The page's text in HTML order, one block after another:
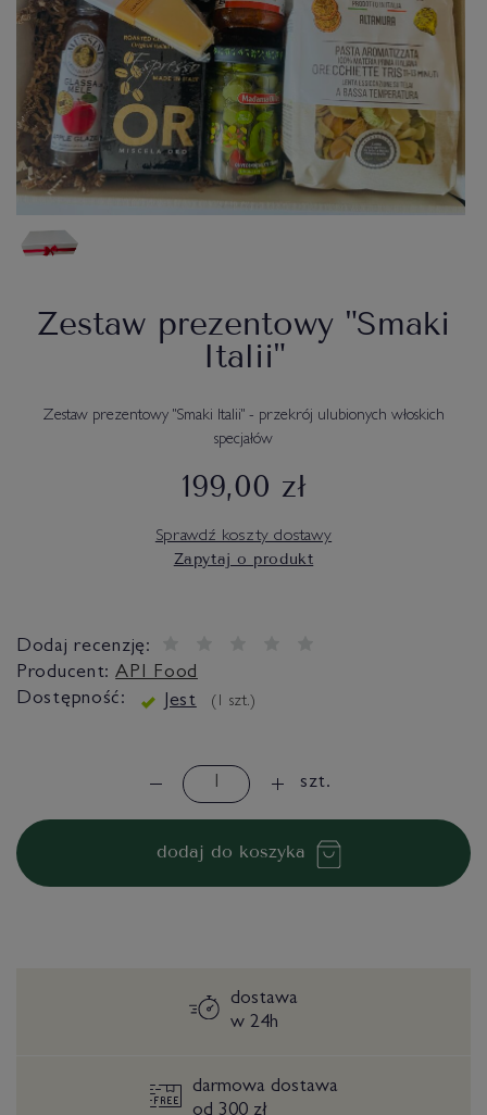
Zestaw prezentowy "Smaki
Italii"
Zestaw prezentowy "Smaki Italii" - przekrój ulubionych włoskich
specjałów
199,00 zł
Sprawdź koszty dostawy
Zapytaj o produkt
Dodaj recenzję:
Producent: API Food
Dostępność:
Jest ( 1 szt.)
szt.
dodaj do koszyka
dostawa
w 24h
darmowa dostawa